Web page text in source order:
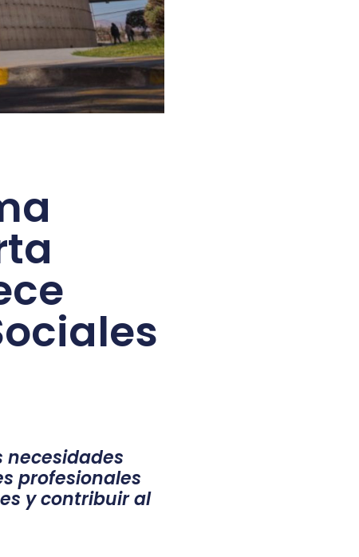
necesidades
profesionales
y contribuir al